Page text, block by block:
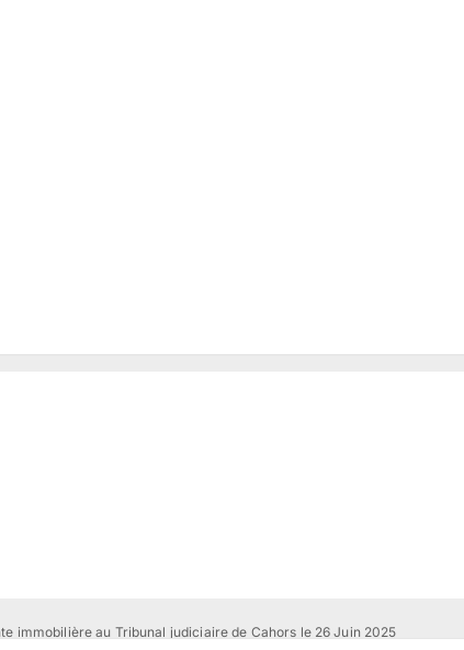
immobilière au Tribunal judiciaire de Cahors le 26 Juin 2025